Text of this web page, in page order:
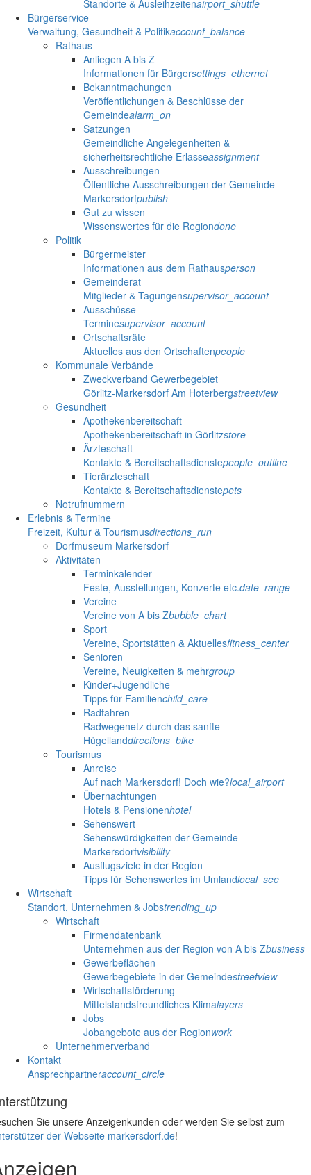
Standorte & Ausleihzeitenairport_shuttle
Bürgerservice
Verwaltung, Gesundheit & Politikaccount_balance
Rathaus
Anliegen A bis Z
Informationen für Bürgersettings_ethernet
Bekanntmachungen
Veröffentlichungen & Beschlüsse der
Gemeindealarm_on
Satzungen
Gemeindliche Angelegenheiten &
sicherheitsrechtliche Erlasseassignment
Ausschreibungen
Öffentliche Ausschreibungen der Gemeinde
Markersdorfpublish
Gut zu wissen
Wissenswertes für die Regiondone
Politik
Bürgermeister
Informationen aus dem Rathausperson
Gemeinderat
Mitglieder & Tagungensupervisor_account
Ausschüsse
Terminesupervisor_account
Ortschaftsräte
Aktuelles aus den Ortschaftenpeople
Kommunale Verbände
Zweckverband Gewerbegebiet
Görlitz-Markersdorf Am Hoterbergstreetview
Gesundheit
Apothekenbereitschaft
Apothekenbereitschaft in Görlitzstore
Ärzteschaft
Kontakte & Bereitschaftsdienstepeople_outline
Tierärzteschaft
Kontakte & Bereitschaftsdienstepets
Notrufnummern
Erlebnis & Termine
Freizeit, Kultur & Tourismusdirections_run
Dorfmuseum Markersdorf
Aktivitäten
Terminkalender
Feste, Ausstellungen, Konzerte etc.date_range
Vereine
Vereine von A bis Zbubble_chart
Sport
Vereine, Sportstätten & Aktuellesfitness_center
Senioren
Vereine, Neuigkeiten & mehrgroup
Kinder+Jugendliche
Tipps für Familienchild_care
Radfahren
Radwegenetz durch das sanfte
Hügellanddirections_bike
Tourismus
Anreise
Auf nach Markersdorf! Doch wie?local_airport
Übernachtungen
Hotels & Pensionenhotel
Sehenswert
Sehenswürdigkeiten der Gemeinde
Markersdorfvisibility
Ausflugsziele in der Region
Tipps für Sehenswertes im Umlandlocal_see
Wirtschaft
Standort, Unternehmen & Jobstrending_up
Wirtschaft
Firmendatenbank
Unternehmen aus der Region von A bis Zbusiness
Gewerbeflächen
Gewerbegebiete in der Gemeindestreetview
Wirtschaftsförderung
Mittelstandsfreundliches Klimalayers
Jobs
Jobangebote aus der Regionwork
Unternehmerverband
Kontakt
Ansprechpartneraccount_circle
Sie unsere Anzeigenkunden oder werden Sie selbst zum
der Webseite markersdorf.de!